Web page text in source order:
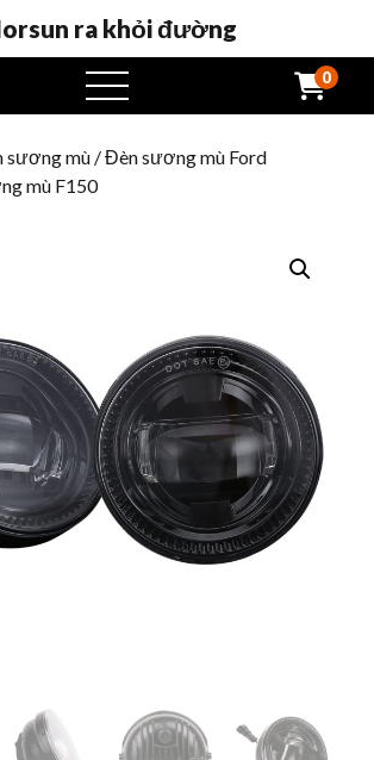
ra khỏi đường
Mở
menu
0
sương mù /Đèn sương mù Ford
mù F150